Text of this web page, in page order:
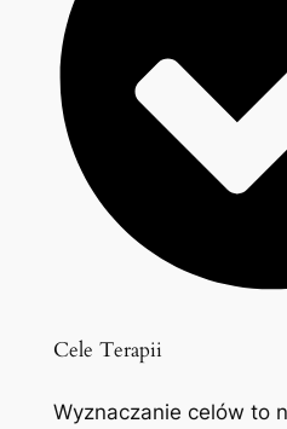
Cele Terapii
Wyznaczanie celów to